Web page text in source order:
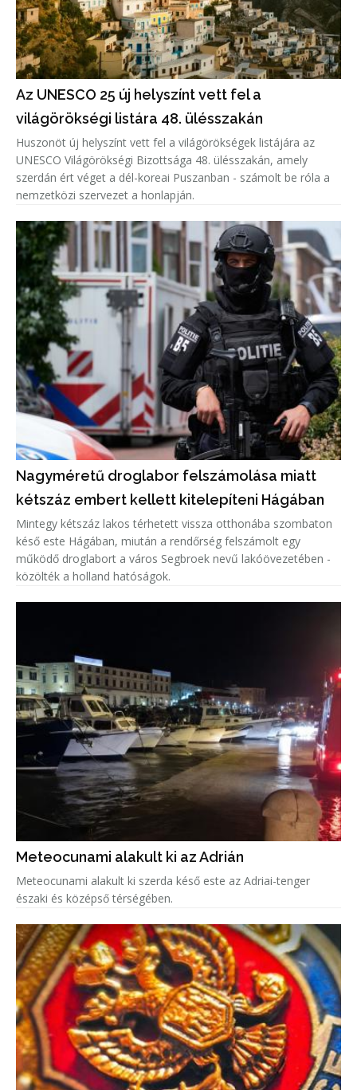
Az UNESCO 25 új helyszínt vett fel a
világörökségi listára 48. ülésszakán
Huszonöt új helyszínt vett fel a világörökségek listájára az
UNESCO Világörökségi Bizottsága 48. ülésszakán, amely
szerdán ért véget a dél-koreai Puszanban - számolt be róla a
nemzetközi szervezet a honlapján.
Nagyméretű droglabor felszámolása miatt
kétszáz embert kellett kitelepíteni Hágában
Mintegy kétszáz lakos térhetett vissza otthonába szombaton
késő este Hágában, miután a rendőrség felszámolt egy
működő droglabort a város Segbroek nevű lakóövezetében -
közölték a holland hatóságok.
Meteocunami alakult ki az Adrián
Meteocunami alakult ki szerda késő este az Adriai-tenger
északi és középső térségében.